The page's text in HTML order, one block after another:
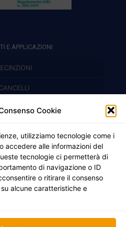
Cookie
utilizziamo tecnologie come i
accedere alle informazioni del
tecnologie ci permetterà di
di navigazione o ID
o ritirare il consenso
alcune caratteristiche e
E APPLICAZIONI
modulari
a pannelli
prefabbricati
in ferro battuto
a due ante
scorrevoli
e chiusini
Inferriate
gas ed elettricità
SRLS All Rights Reserved.
| Sede legale Via Alessandro
Creativart